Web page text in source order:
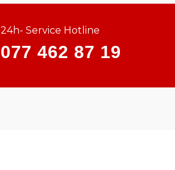
24h- Service Hotline
077 462 87 19